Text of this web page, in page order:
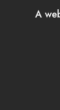
A